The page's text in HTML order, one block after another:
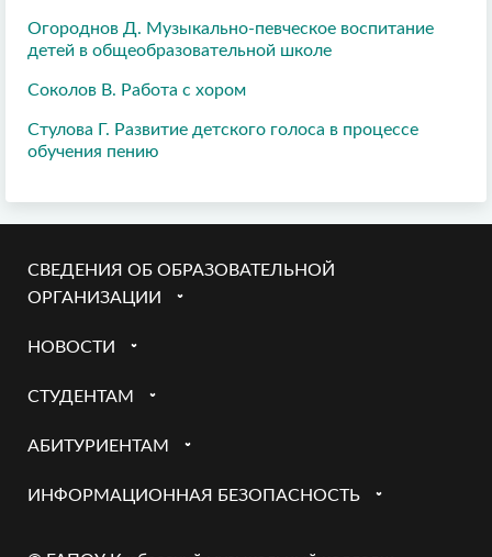
Огороднов Д. Музыкально-певческое воспитание
детей в общеобразовательной школе
Соколов В. Работа с хором
Стулова Г. Развитие детского голоса в процессе
обучения пению
СВЕДЕНИЯ ОБ ОБРАЗОВАТЕЛЬНОЙ
ОРГАНИЗАЦИИ
НОВОСТИ
СТУДЕНТАМ
АБИТУРИЕНТАМ
ИНФОРМАЦИОННАЯ БЕЗОПАСНОСТЬ